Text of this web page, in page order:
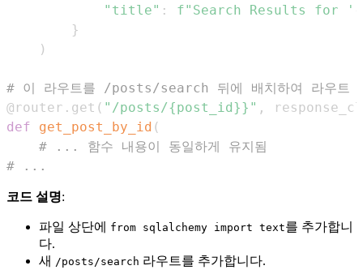
"title" : f"Search Results for '
}
)
# 이 라우트를 /posts/search 뒤에 배치하여 라우트
@router . get ( "/posts/{post_id}}" ,
def
get_post_by_id (
# ... 함수 내용이 동일하게 유지됨
# ...
코드 설명:
파일 상단에 from sqlalchemy import text를 추가합니
다.
새 /posts/search 라우트를 추가합니다.